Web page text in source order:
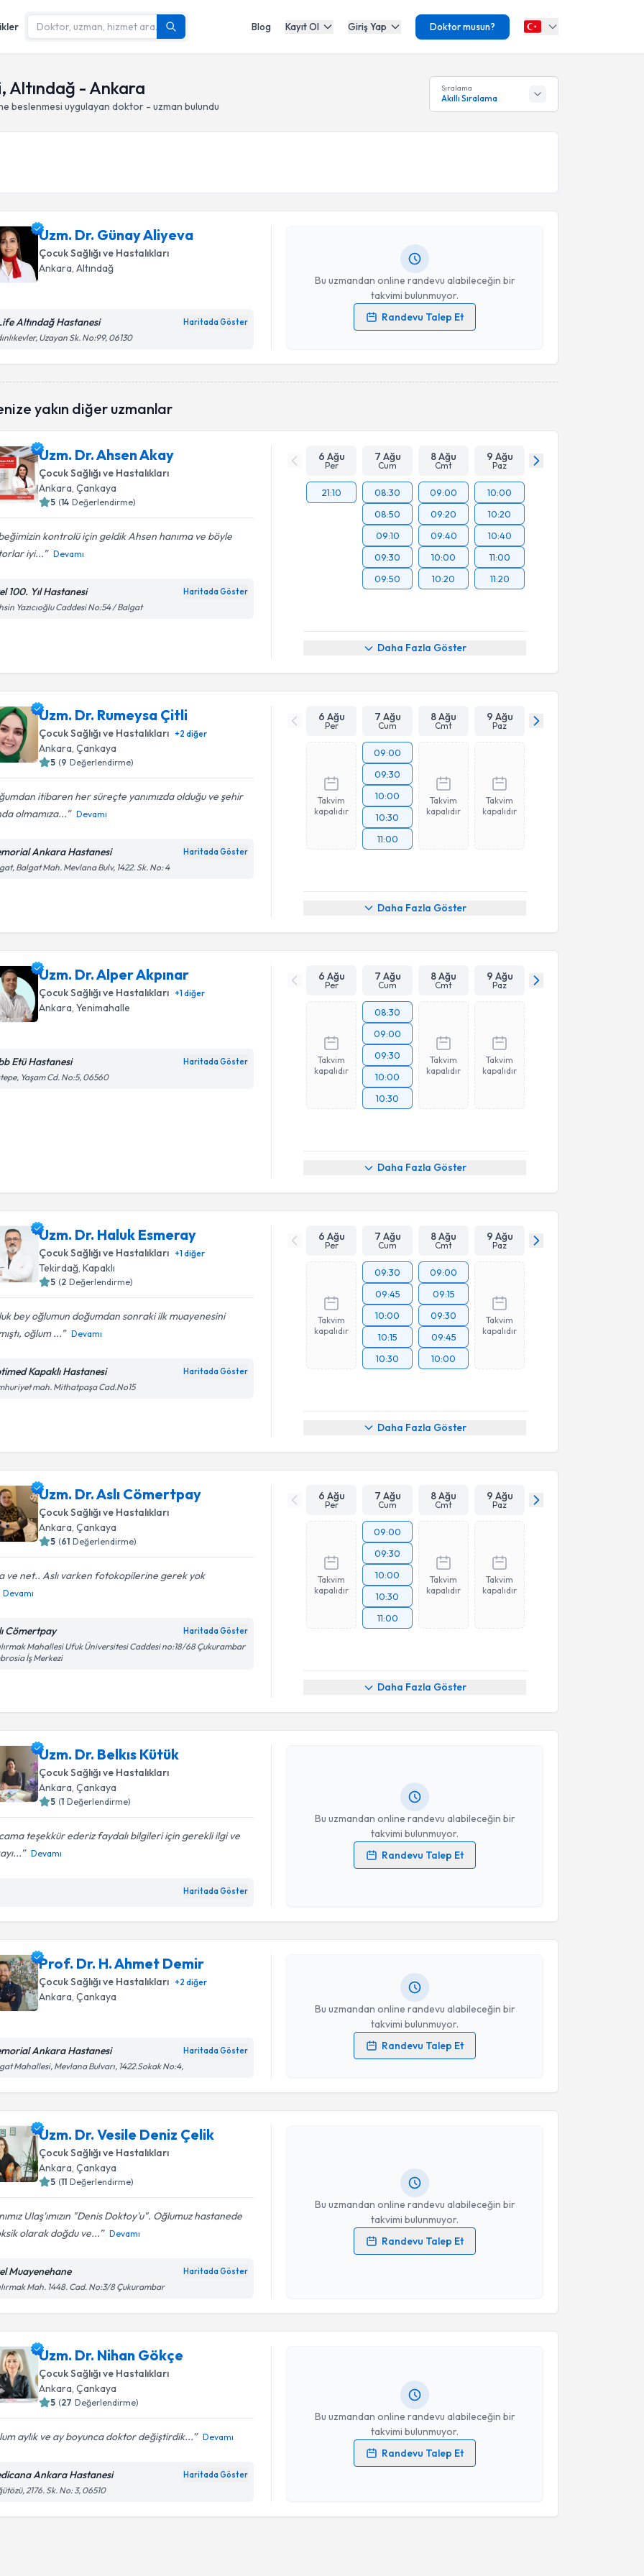
Blog Kayıt Ol Giriş Yap Doktor musun?
Altındağ - Ankara
beslenmesi uygulayan doktor - uzman bulundu
Sıralama
Akıllı Sıralama
Uzm. Dr. Günay Aliyeva
Çocuk Sağlığı ve Hastalıkları
Ankara, Altındağ
Altındağ Hastanesi Haritada Göster
Uzayan Sk. No:99, 06130
Bu uzmandan online randevu alabileceğin bir
takvimi bulunmuyor.
Randevu Talep Et
Kişisel verilerimin işlenmesine ilişkinAydınlatma Metni
işlenmesini kabul ediyorum.
yakın diğer uzmanlar
Uzm. Dr. Ahsen Akay
Çocuk Sağlığı ve Hastalıkları
Ankara, Çankaya
5 (14 Değerlendirme)
kontrolü için geldik Ahsen hanıma ve böyle
iyi...
Devamı
100. Yıl Hastanesi Haritada Göster
Yazıcıoğlu Caddesi No:54 / Balgat
6 Ağu
Per
7 Ağu
Cum
8 Ağu
Cmt
9 Ağu
Paz
21:10
08:30
08:50
09:10
09:30
09:50
09:00
09:20
09:40
10:00
10:20
10:00
10:20
10:40
11:00
11:20
Daha Fazla Göster
Uzm. Dr. Rumeysa Çitli
Çocuk Sağlığı ve Hastalıkları +2 diğer
Ankara , Çankaya
5 (9 Değerlendirme)
itibaren her süreçte yanımızda olduğu ve şehir
olmamıza...
Devamı
Ankara Hastanesi Haritada Göster
Balgat Mah. Mevlana Bulv, 1422. Sk. No: 4
6 Ağu
Per
7 Ağu
Cum
8 Ağu
Cmt
9 Ağu
Paz
Takvim
kapalıdır
09:00
09:30
10:00
10:30
11:00
Takvim
kapalıdır
Takvim
kapalıdır
Daha Fazla Göster
Uzm. Dr. Alper Akpınar
Çocuk Sağlığı ve Hastalıkları +1diğer
Ankara, Yenimahalle
Etü Hastanesi Haritada Göster
Yaşam Cd. No:5, 06560
6 Ağu
Per
7 Ağu
Cum
8 Ağu
Cmt
9 Ağu
Paz
Takvim
kapalıdır
08:30
09:00
09:30
10:00
10:30
Takvim
kapalıdır
Takvim
kapalıdır
Daha Fazla Göster
Uzm. Dr. Haluk Esmeray
Çocuk Sağlığı ve Hastalıkları +1diğer
Tekirdağ , Kapaklı
5 (2 Değerlendirme)
bey oğlumun doğumdan sonraki ilk muayenesini
oğlum ...
Devamı
Kapaklı Hastanesi Haritada Göster
mah. Mithatpaşa Cad.No15
6 Ağu
Per
7 Ağu
Cum
8 Ağu
Cmt
9 Ağu
Paz
Takvim
kapalıdır
09:30
09:45
10:00
10:15
10:30
09:00
09:15
09:30
09:45
10:00
Takvim
kapalıdır
Daha Fazla Göster
Uzm. Dr. Aslı Cömertpay
Çocuk Sağlığı ve Hastalıkları
Ankara, Çankaya
5 (61 Değerlendirme)
ve net.. Aslı varken fotokopilerine gerek yok
Devamı
Cömertpay Haritada Göster
Mahallesi Ufuk Üniversitesi Caddesi no:18/68 Çukurambar
İş Merkezi
6 Ağu
Per
7 Ağu
Cum
8 Ağu
Cmt
9 Ağu
Paz
Takvim
kapalıdır
09:00
09:30
10:00
10:30
11:00
Takvim
kapalıdır
Takvim
kapalıdır
Daha Fazla Göster
Uzm. Dr. Belkıs Kütük
Çocuk Sağlığı ve Hastalıkları
Ankara , Çankaya
5 (1 Değerlendirme)
teşekkür ederiz faydalı bilgileri için gerekli ilgi ve
Devamı
Haritada Göster
Bu uzmandan online randevu alabileceğin bir
takvimi bulunmuyor.
Randevu Talep Et
Randevu Takvimi Talebi
Kişisel verilerimin işlenmesine ilişkinAydınlatma Metni
Takvim Talebini Gönder
Prof. Dr. H. Ahmet Demir
Çocuk Sağlığı ve Hastalıkları +2 diğer
Ankara , Çankaya
Ankara Hastanesi Haritada Göster
Mahallesi, Mevlana Bulvarı, 1422.Sokak No:4,
Bu uzmandan online randevu alabileceğin bir
takvimi bulunmuyor.
Randevu Talep Et
Kişisel verilerimin işlenmesine ilişkinAydınlatma Metni
Uzm. Dr. Vesile Deniz Çelik
Çocuk Sağlığı ve Hastalıkları
Ankara , Çankaya
5 (11 Değerlendirme)
Ulaş'ımızın "Denis Doktoy'u". Oğlumuz hastanede
olarak doğdu ve...
Devamı
Muayenehane Haritada Göster
Mah. 1448. Cad. No:3/8 Çukurambar
Bu uzmandan online randevu alabileceğin bir
takvimi bulunmuyor.
Randevu Talep Et
Randevu Takvimi Talebi
Uzm. Dr. Vesile Deniz Çelik
Kişisel verilerimin işlenmesine ilişkinAydınlatma Metni
Takvim Talebini Gönder
Uzm. Dr. Nihan Gökçe
Çocuk Sağlığı ve Hastalıkları
Ankara , Çankaya
5 (27 Değerlendirme)
aylık ve ay boyunca doktor değiştirdik... Devamı
Ankara Hastanesi Haritada Göster
2176. Sk. No: 3, 06510
Bu uzmandan online randevu alabileceğin bir
takvimi bulunmuyor.
Randevu Talep Et
Kişisel verilerimin işlenmesine ilişkinAydınlatma Metni